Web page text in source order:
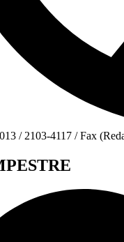
/ 2103-4117 / Fax